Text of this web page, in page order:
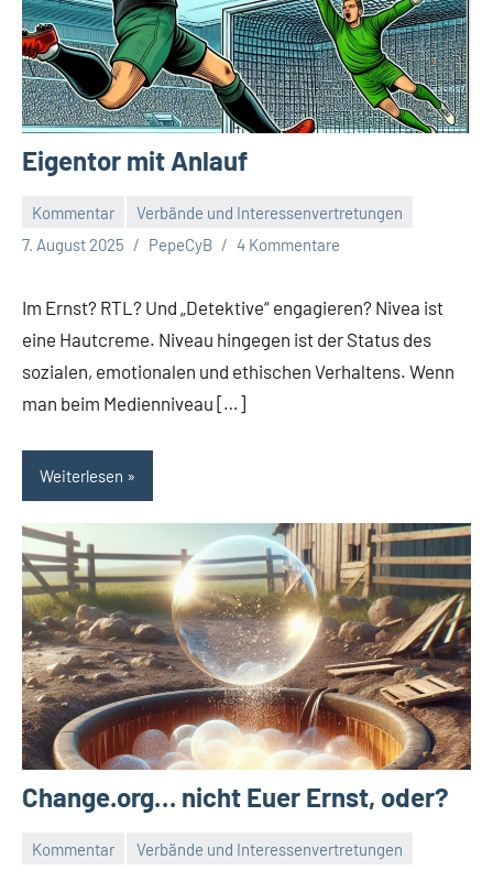
Eigentor mit Anlauf
Kommentar
Verbände und Interessenvertretungen
7. August 2025
PepeCyB 4 Kommentare
Im Ernst? RTL? Und „Detektive“ engagieren? Nivea ist
eine Hautcreme. Niveau hingegen ist der Status des
sozialen, emotionalen und ethischen Verhaltens. Wenn
man beim Medienniveau […]
Weiterlesen
Change.org… nicht Euer Ernst, oder?
Kommentar
Verbände und Interessenvertretungen